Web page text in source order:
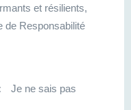
et résilients,
de Responsabilité
Je ne sais pas